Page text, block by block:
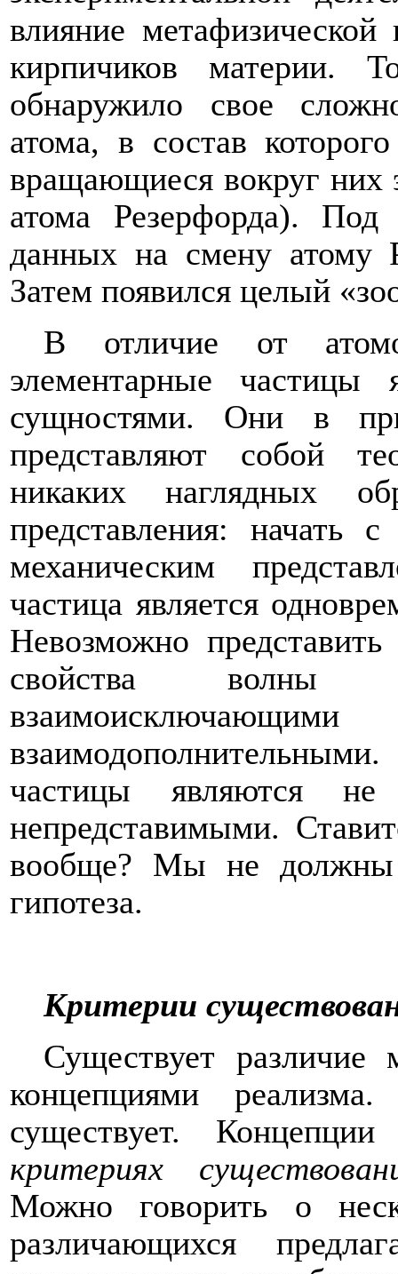
влияние
кирпичиков материи.
обнаружило свое
атома, в состав
вращающиеся вокруг них
атома Резерфорда). Под
данных на смену атому
Затем появился целый
В отличие от
элементарные частицы
сущностями. Они в
представляют собой
никаких наглядных
представления: начать
механическим
частица является
Невозможно
свойства волны
частицы являются
непредставимыми.
вообще? Мы не должны
гипотеза.
Критерии
Существует
концепциями реализма.
существует.
критериях
Можно говорить о
различающихся